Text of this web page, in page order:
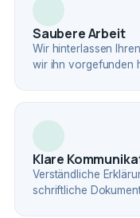
Saubere Arbeit
Wir hinterlassen
wir ihn vorgefunden
Klare
Verständliche
schriftliche